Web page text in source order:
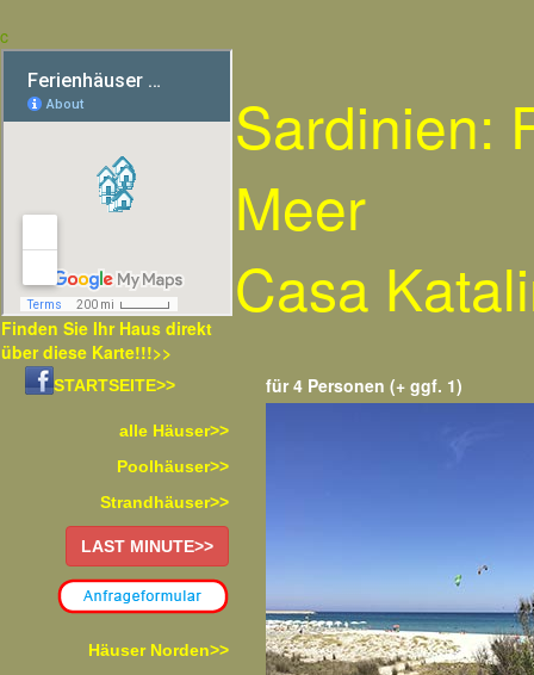
c
Finden Sie Ihr Haus direkt
über diese Karte!!!>>
Sardinien:
Meer
Casa
STARTSEITE>>
alle Häuser>>
Poolhäuser>>
Strandhäuser>>
LAST MINUTE>>
Häuser Norden>>
für 4 Personen (+ ggf. 1)